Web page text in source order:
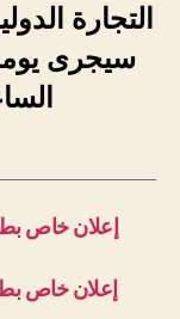
التجارة
الساعة
إعلان خاص
إعلان خاص